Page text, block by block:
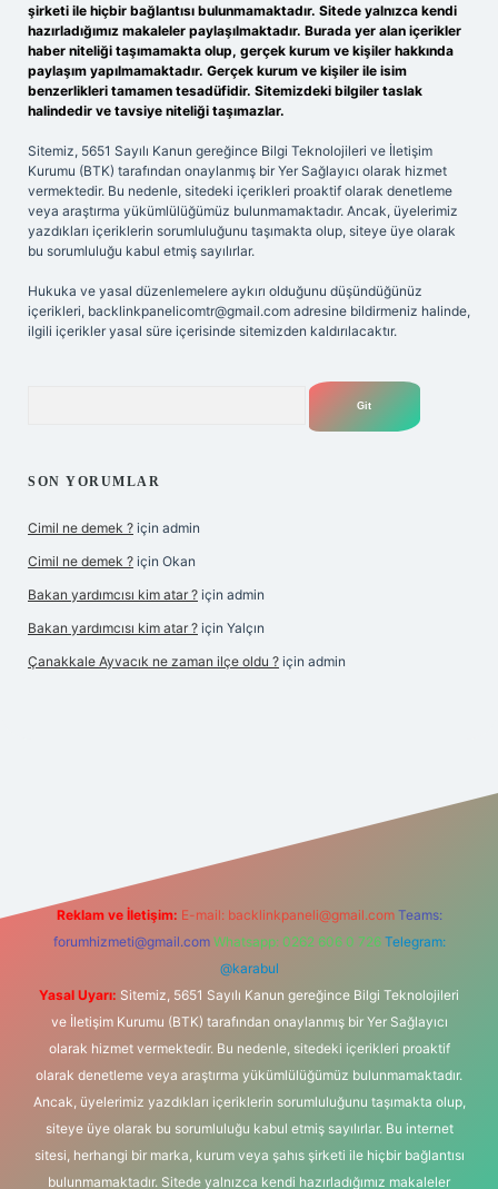
şirketi ile hiçbir bağlantısı bulunmamaktadır. Sitede yalnızca kendi
hazırladığımız makaleler paylaşılmaktadır. Burada yer alan içerikler
haber niteliği taşımamakta olup, gerçek kurum ve kişiler hakkında
paylaşım yapılmamaktadır. Gerçek kurum ve kişiler ile isim
benzerlikleri tamamen tesadüfidir. Sitemizdeki bilgiler taslak
halindedir ve tavsiye niteliği taşımazlar.
Sitemiz, 5651 Sayılı Kanun gereğince Bilgi Teknolojileri ve İletişim
Kurumu (BTK) tarafından onaylanmış bir Yer Sağlayıcı olarak hizmet
vermektedir. Bu nedenle, sitedeki içerikleri proaktif olarak denetleme
veya araştırma yükümlülüğümüz bulunmamaktadır. Ancak, üyelerimiz
yazdıkları içeriklerin sorumluluğunu taşımakta olup, siteye üye olarak
bu sorumluluğu kabul etmiş sayılırlar.
Hukuka ve yasal düzenlemelere aykırı olduğunu düşündüğünüz
içerikleri, backlinkpanelicomtr@gmail.com adresine bildirmeniz halinde,
ilgili içerikler yasal süre içerisinde sitemizden kaldırılacaktır.
SON YORUMLAR
Cimil ne demek ? için admin
Cimil ne demek ? için Okan
Bakan yardımcısı kim atar ? için admin
Bakan yardımcısı kim atar ? için Yalçın
Çanakkale Ayvacık ne zaman ilçe oldu ? için admin
Reklam ve İletişim: E-mail: backlinkpaneli@gmail.com Teams:
forumhizmeti@gmail.com Whatsapp: 0262 606 0 726 Telegram:
@karabul
Yasal Uyarı: Sitemiz, 5651 Sayılı Kanun gereğince Bilgi Teknolojileri
ve İletişim Kurumu (BTK) tarafından onaylanmış bir Yer Sağlayıcı
olarak hizmet vermektedir. Bu nedenle, sitedeki içerikleri proaktif
olarak denetleme veya araştırma yükümlülüğümüz bulunmamaktadır.
Ancak, üyelerimiz yazdıkları içeriklerin sorumluluğunu taşımakta olup,
siteye üye olarak bu sorumluluğu kabul etmiş sayılırlar. Bu internet
sitesi, herhangi bir marka, kurum veya şahıs şirketi ile hiçbir bağlantısı
bulunmamaktadır. Sitede yalnızca kendi hazırladığımız makaleler